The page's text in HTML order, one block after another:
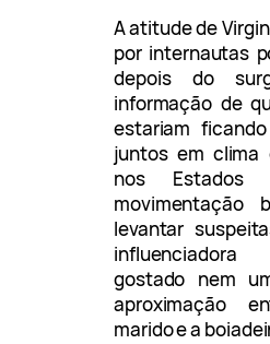
A atitude de
por internautas
depois do
informação de
estariam
juntos em clima
nos Estados
movimentação
levantar
gostado nem
aproximação
marido e a